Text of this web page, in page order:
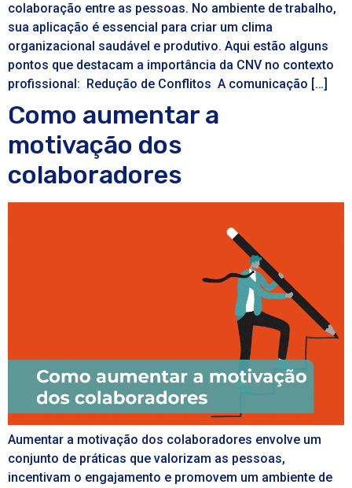
colaboração entre as pessoas. No ambiente de trabalho,
sua aplicação é essencial para criar um clima
organizacional saudável e produtivo. Aqui estão alguns
pontos que destacam a importância da CNV no contexto
profissional: Redução de Conflitos A comunicação […]
Como aumentar a
motivação dos
colaboradores
Aumentar a motivação dos colaboradores envolve um
conjunto de práticas que valorizam as pessoas,
incentivam o engajamento e promovem um ambiente de